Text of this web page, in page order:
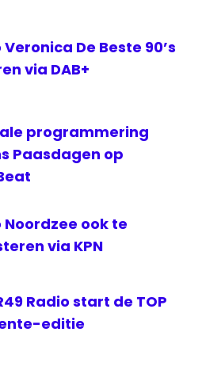
Veronica De Beste 90’s
via DAB+
programmering
Paasdagen op
Noordzee ook te
via KPN
Radio start de TOP
editie